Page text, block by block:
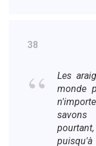
38
Les
monde
puisqu'à